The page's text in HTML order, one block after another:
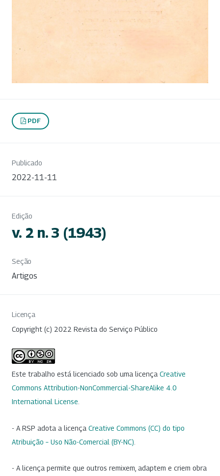
PDF
Publicado
2022-11-11
Edição
v. 2 n. 3 (1943)
Seção
Artigos
Licença
Copyright (c) 2022 Revista do Serviço Público
Este trabalho está licenciado sob uma licença Creative
Commons Attribution-NonCommercial-ShareAlike 4.0
International License
- A RSP adota a licença Creative Commons (CC) do tipo
Atribuição – Uso Não-Comercial (BY-NC)
- A licença permite que outros remixem, adaptem e criem obra